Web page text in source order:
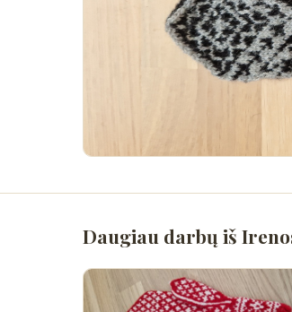
Daugiau darbų iš